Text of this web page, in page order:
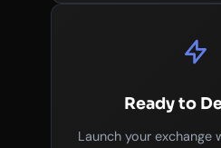
Ready to
Launch your exchange